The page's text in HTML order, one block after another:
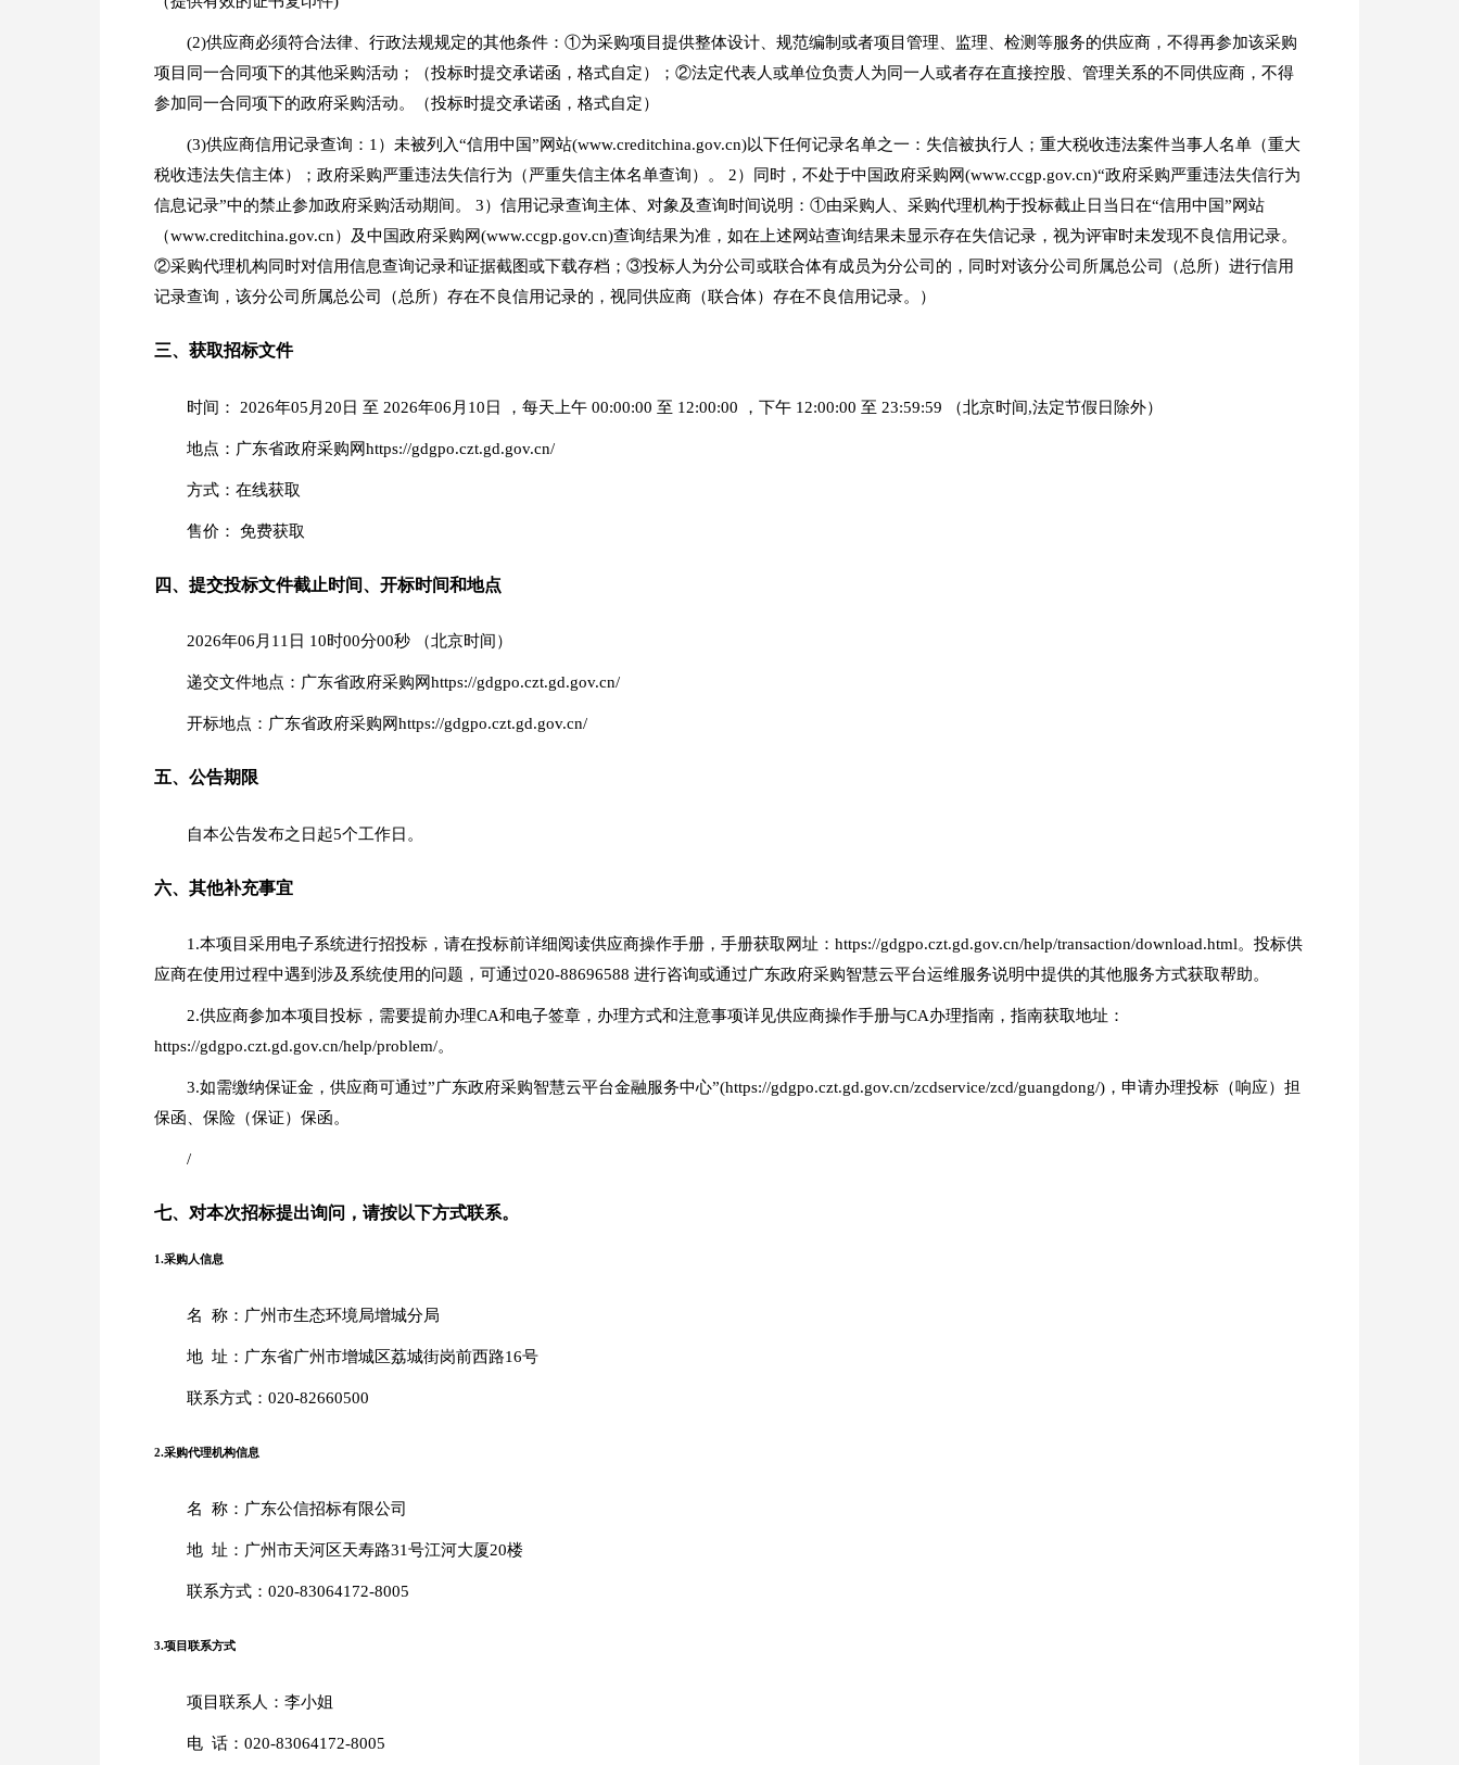
(2)供应商必须符合法律、行政法规规定的其他条件：①为采购项目提供整体设计、规范编制或者项目管理、监理、检测等服务的供应商，不得再参加该采购
项目同一合同项下的其他采购活动；（投标时提交承诺函，格式自定）；②法定代表人或单位负责人为同一人或者存在直接控股、管理关系的不同供应商，不得
参加同一合同项下的政府采购活动。（投标时提交承诺函，格式自定）
(3)供应商信用记录查询：1）未被列入“信用中国”网站(www.creditchina.gov.cn)以下任何记录名单之一：失信被执行人；重大税收违法案件当事人名单（重大
税收违法失信主体）；政府采购严重违法失信行为（严重失信主体名单查询）。 2）同时，不处于中国政府采购网(www.ccgp.gov.cn)“政府采购严重违法失信行为
信息记录”中的禁止参加政府采购活动期间。 3）信用记录查询主体、对象及查询时间说明：①由采购人、采购代理机构于投标截止日当日在“信用中国”网站
（www.creditchina.gov.cn）及中国政府采购网(www.ccgp.gov.cn)查询结果为准，如在上述网站查询结果未显示存在失信记录，视为评审时未发现不良信用记录。
②采购代理机构同时对信用信息查询记录和证据截图或下载存档；③投标人为分公司或联合体有成员为分公司的，同时对该分公司所属总公司（总所）进行信用
记录查询，该分公司所属总公司（总所）存在不良信用记录的，视同供应商（联合体）存在不良信用记录。）
三、获取招标文件
时间： 2026年05月20日 至 2026年06月10日 ，每天上午 00:00:00 至 12:00:00 ，下午 12:00:00 至 23:59:59 （北京时间,法定节假日除外）
地点：广东省政府采购网https://gdgpo.czt.gd.gov.cn/
方式：在线获取
售价： 免费获取
四、提交投标文件截止时间、开标时间和地点
2026年06月11日 10时00分00秒 （北京时间）
递交文件地点：广东省政府采购网https://gdgpo.czt.gd.gov.cn/
开标地点：广东省政府采购网https://gdgpo.czt.gd.gov.cn/
五、公告期限
自本公告发布之日起5个工作日。
六、其他补充事宜
1.本项目采用电子系统进行招投标，请在投标前详细阅读供应商操作手册，手册获取网址：https://gdgpo.czt.gd.gov.cn/help/transaction/download.html。投标供
应商在使用过程中遇到涉及系统使用的问题，可通过020-88696588 进行咨询或通过广东政府采购智慧云平台运维服务说明中提供的其他服务方式获取帮助。
2.供应商参加本项目投标，需要提前办理CA和电子签章，办理方式和注意事项详见供应商操作手册与CA办理指南，指南获取地址：
https://gdgpo.czt.gd.gov.cn/help/problem/。
3.如需缴纳保证金，供应商可通过”广东政府采购智慧云平台金融服务中心”(https://gdgpo.czt.gd.gov.cn/zcdservice/zcd/guangdong/)，申请办理投标（响应）担
保函、保险（保证）保函。
/
七、对本次招标提出询问，请按以下方式联系。
1.采购人信息
名 称：广州市生态环境局增城分局
地 址：广东省广州市增城区荔城街岗前西路16号
联系方式：020-82660500
2.采购代理机构信息
名 称：广东公信招标有限公司
地 址：广州市天河区天寿路31号江河大厦20楼
联系方式：020-83064172-8005
3.项目联系方式
项目联系人：李小姐
电 话：020-83064172-8005